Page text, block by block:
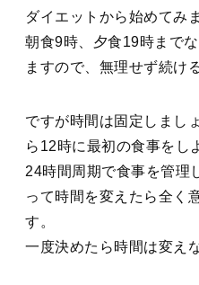
ダイエットから始めてみ
朝食9時、夕食19時まで
ますので、無理せず続け
ですが時間は固定しまし
ら12時に最初の食事をし
24時間周期で食事を管理
って時間を変えたら全く
す。
一度決めたら時間は変え